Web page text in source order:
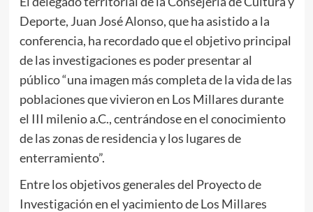
Deporte, Juan José Alonso, que ha asistido a la
conferencia, ha recordado que el objetivo principal
de las investigaciones es poder presentar al
público “una imagen más completa de la vida de las
poblaciones que vivieron en Los Millares durante
el III milenio a.C., centrándose en el conocimiento
de las zonas de residencia y los lugares de
enterramiento”.
Entre los objetivos generales del Proyecto de
Investigación en el yacimiento de Los Millares